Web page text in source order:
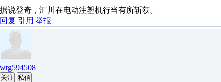
据说登奇，汇川在电动注塑机行当有所斩获。
回复 引用 举报
wtg594508
关注 私信